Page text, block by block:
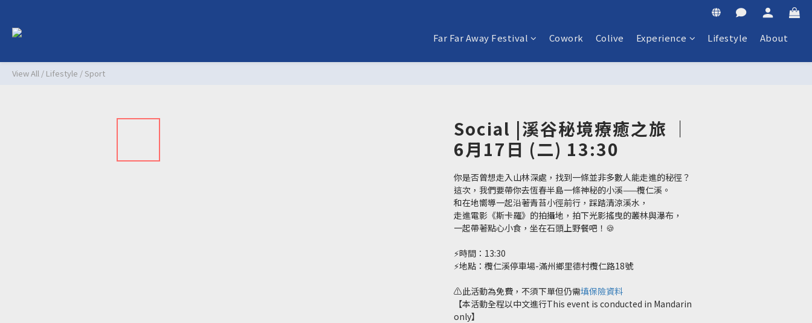
Far Far Away Festival Cowork Colive Experience Lifestyle About
View All / Lifestyle /Sport
Social |溪谷秘境療癒之旅 ｜
6月17日 (二) 13:30
你是否曾想走入山林深處，找到一條並非多數人能走進的秘徑？
這次，我們要帶你去恆春半島一條神秘的小溪——欖仁溪。
和在地嚮導一起沿著青苔小徑前行，踩踏清涼溪水，
走進電影《斯卡羅》的拍攝地，拍下光影搖曳的叢林與瀑布，
一起帶著點心小食，坐在石頭上野餐吧！🍪
⚡️時間：13:30
⚡️地點：欖仁溪停車場-滿州鄉里德村欖仁路18號
⚠️此活動為免費，不須下單但仍需填保險資料
【本活動全程以中文進行This event is conducted in Mandarin
only】